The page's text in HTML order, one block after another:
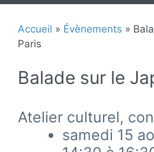
Accueil » Évènements »
Paris
Balade sur le
Atelier culturel,
samedi 15